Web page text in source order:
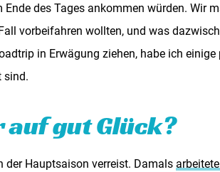
des Tages ankommen würden. Wir
vorbeifahren wollten, und was
in Erwägung ziehen, habe ich
sind.
auf gut Glück?
der Hauptsaison verreist. Damals